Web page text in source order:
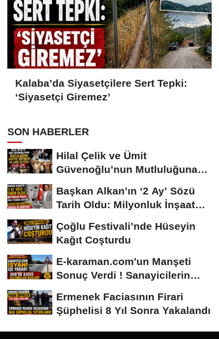
Kalaba’da Siyasetçilere Sert Tepki:
‘Siyasetçi Giremez’
SON HABERLER
Hilal Çelik ve Ümit
Güvenoğlu’nun Mutluluğuna
Başkan Alkan’ın ‘2 Ay’ Sözü
Tarih Oldu: Milyonluk İnşaat
Çoğlu Festivali’nde Hüseyin
Kağıt Coşturdu
E-karaman.com'un Manşeti
Sonuç Verdi ! Sanayicilerin
Ermenek Faciasının Firari
Şüphelisi 8 Yıl Sonra Yakalandı